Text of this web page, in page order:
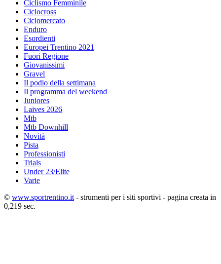
Ciclismo Femminile
Ciclocross
Ciclomercato
Enduro
Esordienti
Europei Trentino 2021
Fuori Regione
Giovanissimi
Gravel
Il podio della settimana
Il programma del weekend
Juniores
Laives 2026
Mtb
Mtb Downhill
Novità
Pista
Professionisti
Trials
Under 23/Elite
Varie
© www.sportrentino.it- strumenti per i siti sportivi - pagina creata in
0,219 sec.